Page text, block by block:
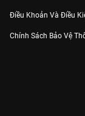
Điều Khoản Và Điều
Chính Sách Bảo Vệ